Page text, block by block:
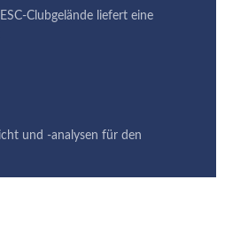
Clubgelände liefert eine
und -analysen für den